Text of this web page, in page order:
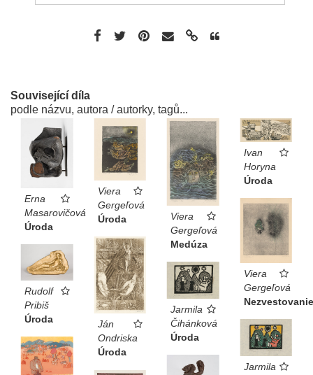
Související díla
podle názvu, autora / autorky, tagů...
Erna
Masarovičová
Úroda
Viera
Gergeľová
Úroda
Viera
Gergeľová
Medúza
Ivan
Horyna
Úroda
Viera
Gergeľová
Nezvestovanie
Ján
Ondriska
Úroda
Rudolf
Pribiš
Úroda
Jarmila
Čihánková
Úroda
Jarmila